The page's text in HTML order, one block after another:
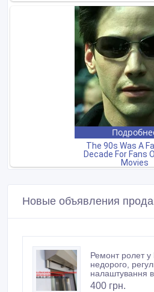
Новые объявления
Ремонт ролет у
недорого,
налаштування
400 грн.